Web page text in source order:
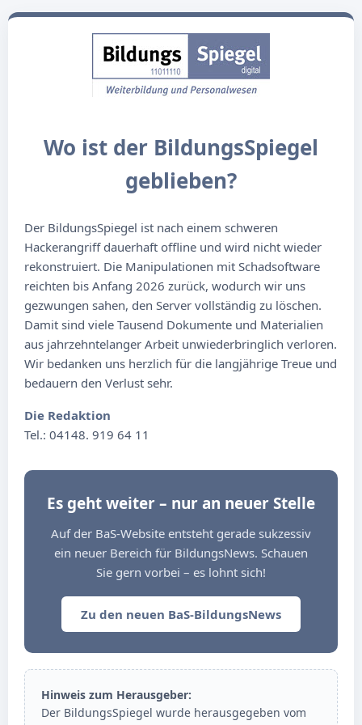
Wo ist der BildungsSpiegel
geblieben?
Der BildungsSpiegel ist nach einem schweren
Hackerangriff dauerhaft offline und wird nicht wieder
rekonstruiert. Die Manipulationen mit Schadsoftware
reichten bis Anfang 2026 zurück, wodurch wir uns
gezwungen sahen, den Server vollständig zu löschen.
Damit sind viele Tausend Dokumente und Materialien
aus jahrzehntelanger Arbeit unwiederbringlich verloren.
Wir bedanken uns herzlich für die langjährige Treue und
bedauern den Verlust sehr.
Die Redaktion
Tel.: 04148. 919 64 11
Es geht weiter – nur an neuer Stelle
Auf der BaS-Website entsteht gerade sukzessiv
ein neuer Bereich für BildungsNews. Schauen
Sie gern vorbei – es lohnt sich!
Zu den neuen BaS-BildungsNews
Hinweis zum Herausgeber:
Der BildungsSpiegel wurde herausgegeben vom